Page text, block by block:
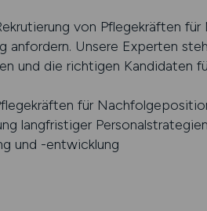
von Pflegekräften
anfordern. Unsere Experten
und die richtigen Kandidaten
für
langfristiger Personalstrategien
und -entwicklung